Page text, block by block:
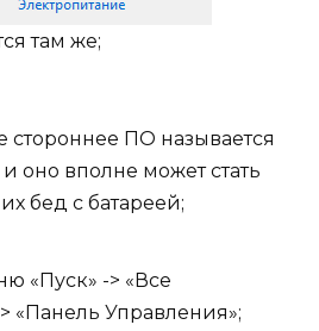
там же;
стороннее ПО называется
оно вполне может стать
бед с батареей;
«Пуск» -> «Все
«Панель Управления»;